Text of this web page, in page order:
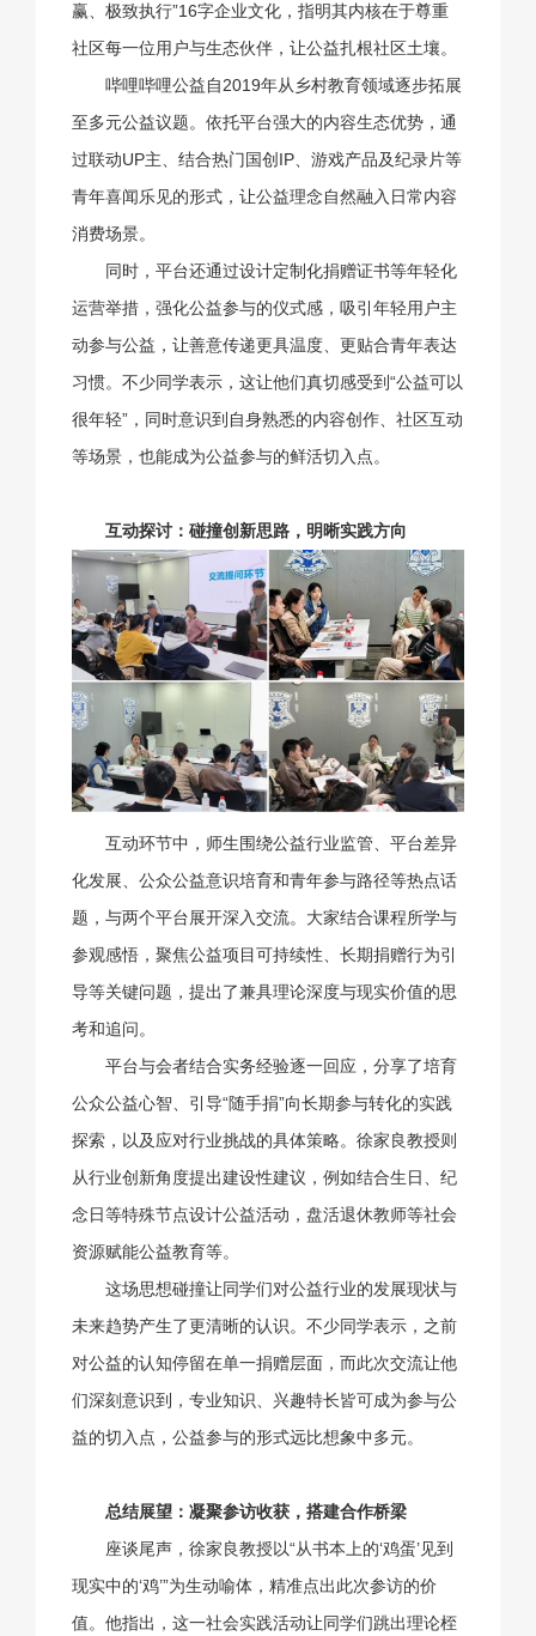
赢、极致执行”16字企业文化，指明其内核在于尊重
社区每一位用户与生态伙伴，让公益扎根社区土壤。
哔哩哔哩公益自2019年从乡村教育领域逐步拓展
至多元公益议题。依托平台强大的内容生态优势，通
过联动UP主、结合热门国创IP、游戏产品及纪录片等
青年喜闻乐见的形式，让公益理念自然融入日常内容
消费场景。
同时，平台还通过设计定制化捐赠证书等年轻化
运营举措，强化公益参与的仪式感，吸引年轻用户主
动参与公益，让善意传递更具温度、更贴合青年表达
习惯。不少同学表示，这让他们真切感受到“公益可以
很年轻”，同时意识到自身熟悉的内容创作、社区互动
等场景，也能成为公益参与的鲜活切入点。
互动探讨：碰撞创新思路，明晰实践方向
互动环节中，师生围绕公益行业监管、平台差异
化发展、公众公益意识培育和青年参与路径等热点话
题，与两个平台展开深入交流。大家结合课程所学与
参观感悟，聚焦公益项目可持续性、长期捐赠行为引
导等关键问题，提出了兼具理论深度与现实价值的思
考和追问。
平台与会者结合实务经验逐一回应，分享了培育
公众公益心智、引导“随手捐”向长期参与转化的实践
探索，以及应对行业挑战的具体策略。徐家良教授则
从行业创新角度提出建设性建议，例如结合生日、纪
念日等特殊节点设计公益活动，盘活退休教师等社会
资源赋能公益教育等。
这场思想碰撞让同学们对公益行业的发展现状与
未来趋势产生了更清晰的认识。不少同学表示，之前
对公益的认知停留在单一捐赠层面，而此次交流让他
们深刻意识到，专业知识、兴趣特长皆可成为参与公
益的切入点，公益参与的形式远比想象中多元。
总结展望：凝聚参访收获，搭建合作桥梁
座谈尾声，徐家良教授以“从书本上的‘鸡蛋’见到
现实中的‘鸡’”为生动喻体，精准点出此次参访的价
值。他指出，这一社会实践活动让同学们跳出理论桎